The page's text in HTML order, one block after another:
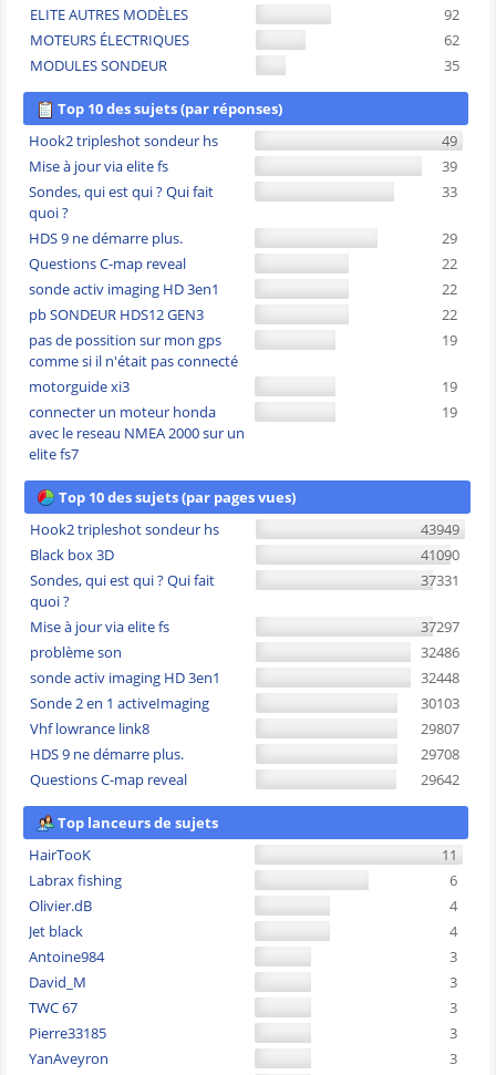
ELITE AUTRES MODÈLES
92
MOTEURS ÉLECTRIQUES
62
MODULES SONDEUR
35
Top 10 des sujets (par réponses)
Hook2 tripleshot sondeur hs
49
Mise à jour via elite fs
39
Sondes, qui est qui ? Qui fait
quoi ?
33
HDS 9 ne démarre plus.
29
Questions C-map reveal
22
sonde activ imaging HD 3en1
22
pb SONDEUR HDS12 GEN3
22
pas de possition sur mon gps
comme si il n'était pas connecté
19
motorguide xi3
19
connecter un moteur honda
avec le reseau NMEA 2000 sur un
elite fs7
19
Top 10 des sujets (par pages vues)
Hook2 tripleshot sondeur hs
43949
Black box 3D
41090
Sondes, qui est qui ? Qui fait
quoi ?
37331
Mise à jour via elite fs
37297
problème son
32486
sonde activ imaging HD 3en1
32448
Sonde 2 en 1 activeImaging
30103
Vhf lowrance link8
29807
HDS 9 ne démarre plus.
29708
Questions C-map reveal
29642
Top lanceurs de sujets
HairTooK
11
Labrax fishing
6
Olivier.dB
4
Jet black
4
Antoine984
3
David_M
3
TWC 67
3
Pierre33185
3
YanAveyron
3